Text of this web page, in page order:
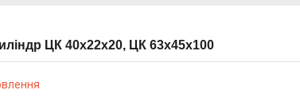
ЦК 40х22х20, ЦК 63х45х100